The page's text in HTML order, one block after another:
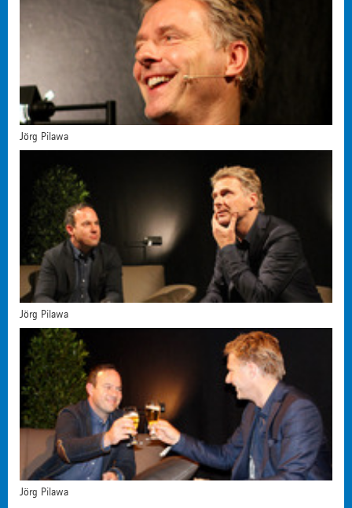
Jörg Pilawa
Jörg Pilawa
Jörg Pilawa